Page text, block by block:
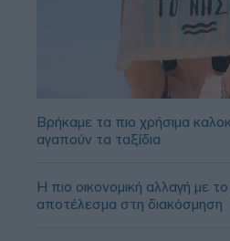
Βρήκαμε τα πιο χρήσιμα
αγαπούν τα ταξίδια
Η πιο οικονομική αλλαγή με
αποτέλεσμα στη διακόσμηση